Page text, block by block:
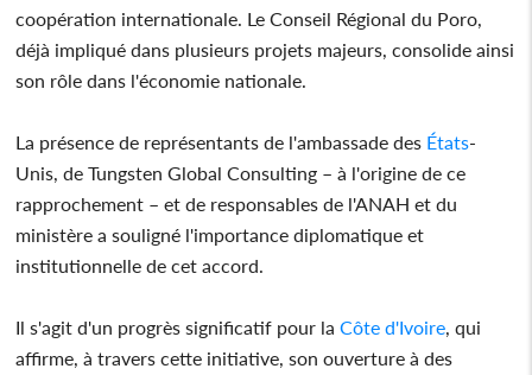
coopération internationale. Le Conseil Régional du Poro,
déjà impliqué dans plusieurs projets majeurs, consolide ainsi
son rôle dans l'économie nationale.
La présence de représentants de l'ambassade des États-
Unis, de Tungsten Global Consulting – à l'origine de ce
rapprochement – et de responsables de l'ANAH et du
ministère a souligné l'importance diplomatique et
institutionnelle de cet accord.
Il s'agit d'un progrès significatif pour laCôte d'Ivoire , qui
affirme, à travers cette initiative, son ouverture à des